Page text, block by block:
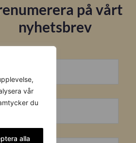
vår
du
alla
CheckWatt CM10
på vårt
nyhetsbrev